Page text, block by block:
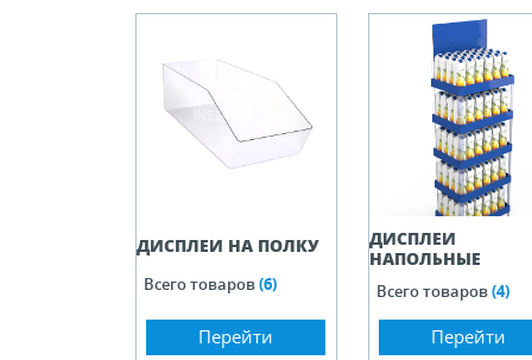
рамки и аксессуары
напольные, подвесные, на полку
покупателейДИСПЛЕИ НА ПОЛКУ
Всего товаров(6)
Перейти
ДИСПЛЕИ
НАПОЛЬНЫЕ
Всего товаров(4)
Перейти